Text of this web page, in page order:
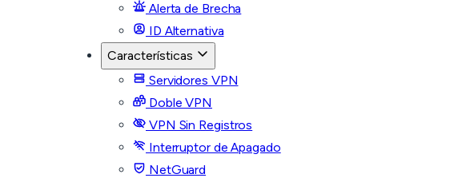
Alerta de Brecha
ID Alternativa
Características
Servidores VPN
Doble VPN
VPN Sin Registros
Interruptor de Apagado
NetGuard